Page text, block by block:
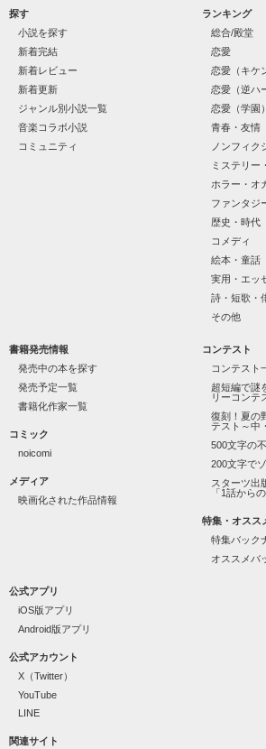
野いちご
ジャンル別 最高1位！
総合 最高3位！
ベリーズカフェ
ジャンル別 最高1位！
ありがとうございます❀
※こちらの作品は、以前出していたしたも
になります。
作品を読む
龍牙・幹部。
滝井　遥(たきい　はるか)
龍牙・幹部。
千葉　晶(ちば　あきら)
作品を読む
恋、友情、夢、そして成長。
笑って、ときどき泣ける。
〜青春群像劇〜
探す
小説を探す
新着完結
新着レビュー
新着更新
ジャンル別小説一覧
音楽コラボ小説
コミュニティ
ランキング
総合/殿堂
恋愛
恋愛（キケ
恋愛（逆ハ
恋愛（学園）
青春・友情
ノンフィク
ミステリー
ホラー・オ
ファンタジ
歴史・時代
コメディ
絵本・童話
実用・エッ
詩・短歌・
その他
書籍発売情報
発売中の本を探す
発売予定一覧
書籍化作家一覧
コミック
noicomi
メディア
映画化された作品情報
コンテスト
コンテスト
超短編で謎
リーコンテ
復刻！夏の
テスト～中
500文字の
200文字で
スターツ出
「1話から
特集・オスス
特集バック
オススメバ
公式アプリ
iOS版アプリ
Android版アプリ
公式アカウント
X（Twitter）
YouTube
LINE
関連サイト